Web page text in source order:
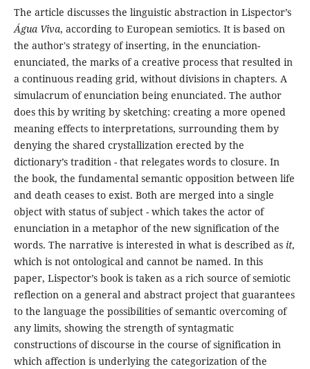
The article discusses the linguistic abstraction in Lispector’s
Água Viva, according to European semiotics. It is based on
the author's strategy of inserting, in the enunciation-
enunciated, the marks of a creative process that resulted in
a continuous reading grid, without divisions in chapters. A
simulacrum of enunciation being enunciated. The author
does this by writing by sketching: creating a more opened
meaning effects to interpretations, surrounding them by
denying the shared crystallization erected by the
dictionary’s tradition - that relegates words to closure. In
the book, the fundamental semantic opposition between life
and death ceases to exist. Both are merged into a single
object with status of subject - which takes the actor of
enunciation in a metaphor of the new signification of the
words. The narrative is interested in what is described as it,
which is not ontological and cannot be named. In this
paper, Lispector’s book is taken as a rich source of semiotic
reflection on a general and abstract project that guarantees
to the language the possibilities of semantic overcoming of
any limits, showing the strength of syntagmatic
constructions of discourse in the course of signification in
which affection is underlying the categorization of the